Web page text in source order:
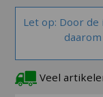
Let op: Door
Veel